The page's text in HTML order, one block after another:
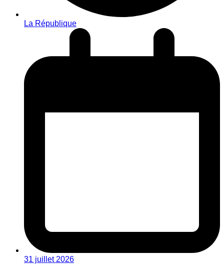
La République
31 juillet 2026